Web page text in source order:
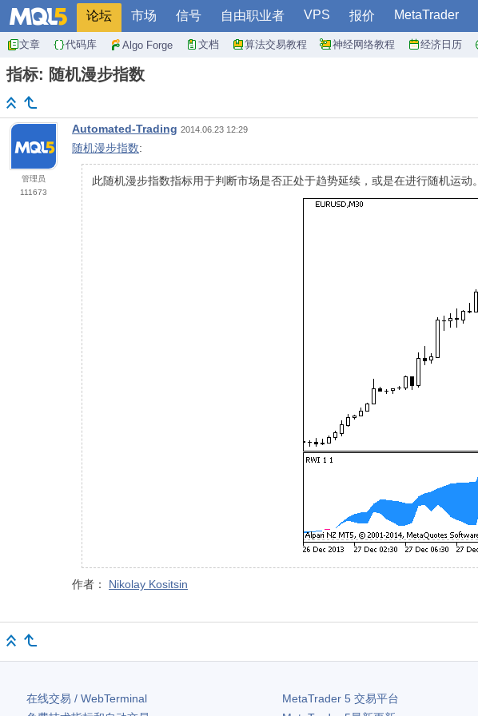
论坛 市场 信号 自由职业者 VPS 报价 MetaTrader
文章 代码库 Algo Forge 文档 算法交易教程 神经网络教程 经济日历
指标: 随机漫步指数
管理员
111673
Automated-Trading 2014.06.23 12:29
随机漫步指数:
此随机漫步指数指标用于判断市场是否正处于趋势延续，或是在进行随机运动。
作者： Nikolay Kositsin
在线交易 / WebTerminal
MetaTrader 5交易平台